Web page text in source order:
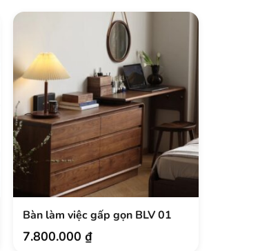
Bàn làm việc gấp gọn BLV 01
7.800.000 ₫